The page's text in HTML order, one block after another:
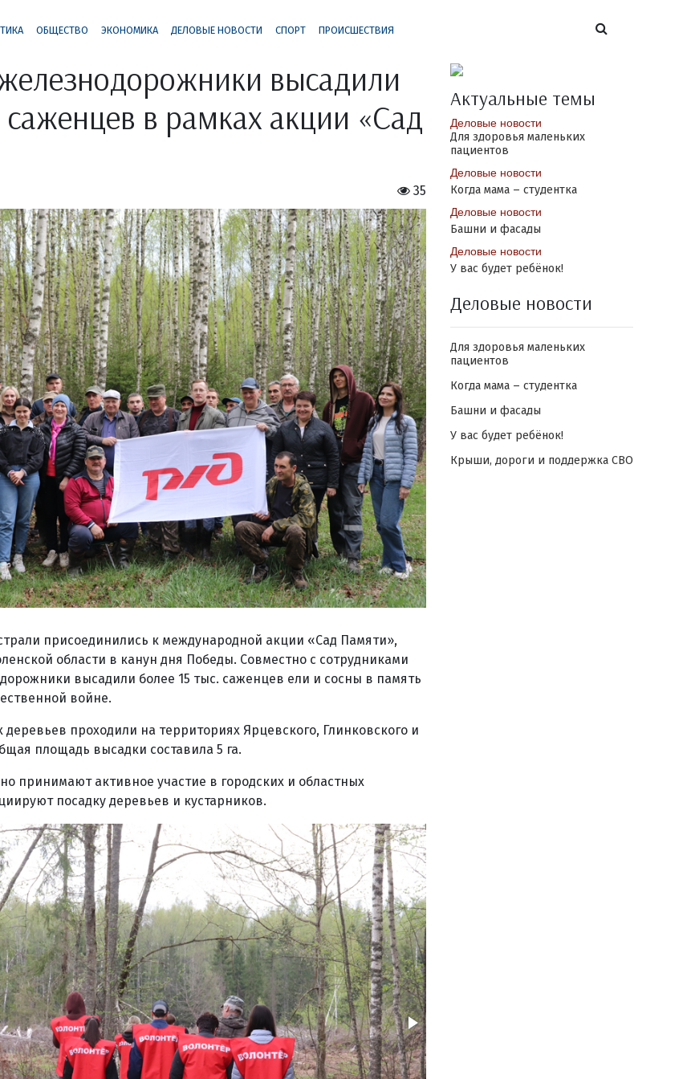
ОБЩЕСТВО ЭКОНОМИКА ДЕЛОВЫЕ НОВОСТИ СПОРТ ПРОИСШЕСТВИЯ
высадили
саженцев в рамках акции «Сад
35
присоединились к международной акции «Сад Памяти»,
области в канун дня Победы. Совместно с сотрудниками
высадили более 15 тыс. саженцев ели и сосны в память
войне.
проходили на территориях Ярцевского, Глинковского и
площадь высадки составила 5 га.
принимают активное участие в городских и областных
посадку деревьев и кустарников.
Актуальные темы
Деловые новости
Для здоровья маленьких
пациентов
Деловые новости
Когда мама – студентка
Деловые новости
Башни и фасады
Деловые новости
У вас будет ребёнок!
Деловые новости
Для здоровья маленьких
пациентов
Когда мама – студентка
Башни и фасады
У вас будет ребёнок!
Крыши, дороги и поддержка СВО